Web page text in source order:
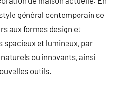
général contemporain se
aux formes design et
spacieux et lumineux, par
ou innovants, ainsi
outils.